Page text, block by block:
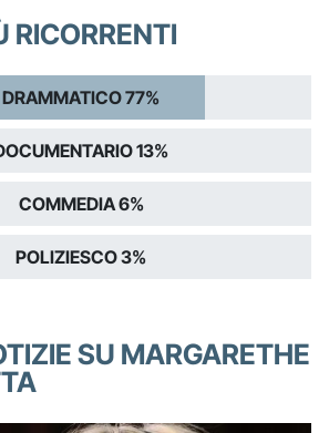
RICORRENTI
DRAMMATICO 77%
13%
COMMEDIA 6%
POLIZIESCO 3%
SU MARGARETHE